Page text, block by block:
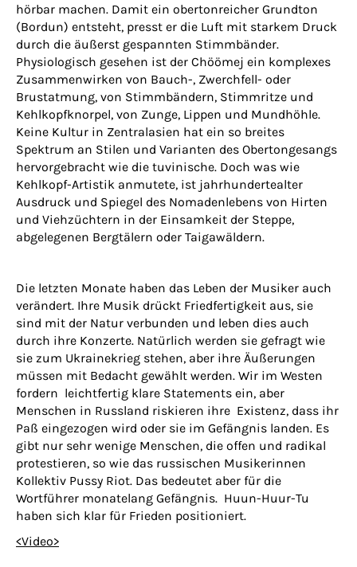
hörbar machen. Damit ein obertonreicher Grundton
(Bordun) entsteht, presst er die Luft mit starkem Druck
durch die äußerst gespannten Stimmbänder.
Physiologisch gesehen ist der Chöömej ein komplexes
Zusammenwirken von Bauch-, Zwerchfell- oder
Brustatmung, von Stimmbändern, Stimmritze und
Kehlkopfknorpel, von Zunge, Lippen und Mundhöhle.
Keine Kultur in Zentralasien hat ein so breites
Spektrum an Stilen und Varianten des Obertongesangs
hervorgebracht wie die tuvinische. Doch was wie
Kehlkopf-Artistik anmutete, ist jahrhundertealter
Ausdruck und Spiegel des Nomadenlebens von Hirten
und Viehzüchtern in der Einsamkeit der Steppe,
abgelegenen Bergtälern oder Taigawäldern.
Die letzten Monate haben das Leben der Musiker auch
verändert. Ihre Musik drückt Friedfertigkeit aus, sie
sind mit der Natur verbunden und leben dies auch
durch ihre Konzerte. Natürlich werden sie gefragt wie
sie zum Ukrainekrieg stehen, aber ihre Äußerungen
müssen mit Bedacht gewählt werden. Wir im Westen
fordern leichtfertig klare Statements ein, aber
Menschen in Russland riskieren ihre Existenz, dass ihr
Paß eingezogen wird oder sie im Gefängnis landen. Es
gibt nur sehr wenige Menschen, die offen und radikal
protestieren, so wie das russischen Musikerinnen
Kollektiv Pussy Riot. Das bedeutet aber für die
Wortführer monatelang Gefängnis. Huun-Huur-Tu
haben sich klar für Frieden positioniert.
<Video>